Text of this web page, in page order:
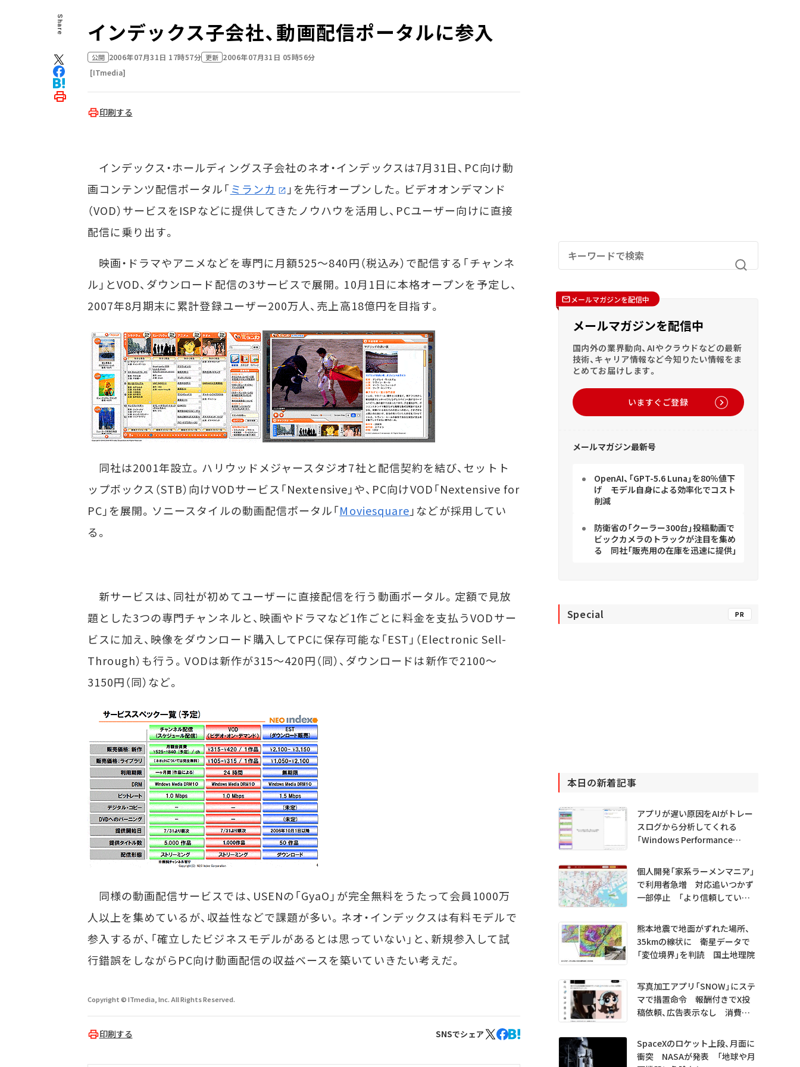
Share インデックス子会社、動画配信ポータルに参入
公開 2006年07月31日 17時57分 更新 2006年07月31日 05時56分
[ITmedia]
印刷する
インデックス・ホールディングス子会社のネオ・インデックスは7月31日、PC向け動
画コンテンツ配信ポータル「ミランカ
」を先行オープンした。ビデオオンデマンド
（VOD）サービスをISPなどに提供してきたノウハウを活用し、PCユーザー向けに直接
配信に乗り出す。
映画・ドラマやアニメなどを専門に月額525～840円（税込み）で配信する「チャンネ
ル」とVOD、ダウンロード配信の3サービスで展開。10月1日に本格オープンを予定し、
2007年8月期末に累計登録ユーザー200万人、売上高18億円を目指す。
同社は2001年設立。ハリウッドメジャースタジオ7社と配信契約を結び、セットト
ップボックス（STB）向けVODサービス「Nextensive」や、PC向けVOD「Nextensive for
PC」を展開。ソニースタイルの動画配信ポータル「Moviesquare 」などが採用してい
る。
新サービスは、同社が初めてユーザーに直接配信を行う動画ポータル。定額で見放
題とした3つの専門チャンネルと、映画やドラマなど1作ごとに料金を支払うVODサー
ビスに加え、映像をダウンロード購入してPCに保存可能な「EST」（Electronic Sell-
Through）も行う。VODは新作が315～420円（同）、ダウンロードは新作で2100～
3150円（同）など。
同様の動画配信サービスでは、USENの「GyaO」が完全無料をうたって会員1000万
人以上を集めているが、収益性などで課題が多い。ネオ・インデックスは有料モデルで
参入するが、「確立したビジネスモデルがあるとは思っていない」と、新規参入して試
行錯誤をしながらPC向け動画配信の収益ベースを築いていきたい考えだ。
Copyright © ITmedia, Inc. All Rights Reserved.
印刷する SNSでシェア
メールマガジンを配信中
メールマガジンを配信中
国内外の業界動向、AIやクラウドなどの最新
技術、キャリア情報など今知りたい情報をま
とめてお届けします。
いますぐご登録
メールマガジン最新号
OpenAI、「GPT-5.6 Luna」を80％値下
げ モデル自身による効率化でコスト
削減
防衛省の「クーラー300台」投稿動画で
ビックカメラのトラックが注目を集め
る 同社「販売用の在庫を迅速に提供」
Special PR
本日の新着記事
アプリが遅い原因をAIがトレー
スログから分析してくれる
「Windows Performance
プレビュー公開
個人開発「家系ラーメンマニア」
で利用者急増 対応追いつかず
一部停止 「より信頼していた
熊本地震で地面がずれた場所、
35kmの線状に 衛星データで
「変位境界」を判読 国土地理院
写真加工アプリ「SNOW」にステ
マで措置命令 報酬付きでX投
稿依頼、広告表示なし 消費者
SpaceXのロケット上段、月面に
衝突 NASAが発表 「地球や月